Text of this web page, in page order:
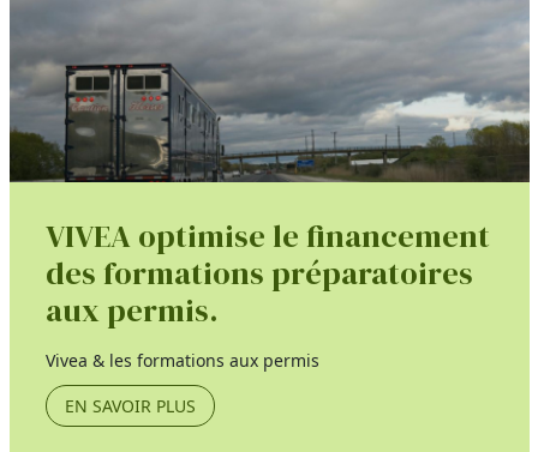
VIVEA optimise le financement
des formations préparatoires
aux permis.
Vivea & les formations aux permis
EN SAVOIR PLUS